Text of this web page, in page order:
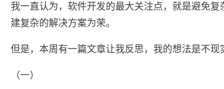
我一直认为，软件开发的最大关注点，就是避免
建复杂的解决方案为荣。
但是，本周有一篇文章让我反思，我的想法是不现
（一）